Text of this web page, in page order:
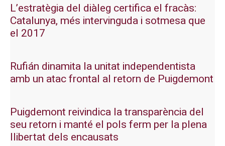
L’estratègia del diàleg certifica el fracàs:
Catalunya, més intervinguda i sotmesa que
el 2017
Rufián dinamita la unitat independentista
amb un atac frontal al retorn de Puigdemont
Puigdemont reivindica la transparència del
seu retorn i manté el pols ferm per la plena
llibertat dels encausats